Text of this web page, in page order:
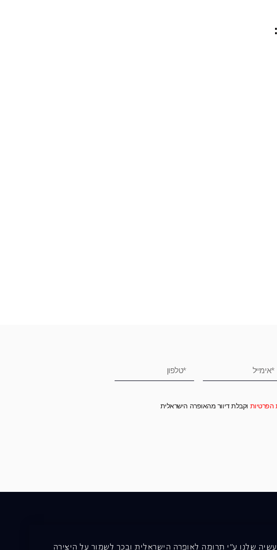
הפרטיות וקבלת דיוור מהאופרה הישראלית
שלנו ע"י תרומה לאופרה הישראלית ובכך לשמור על היצירה